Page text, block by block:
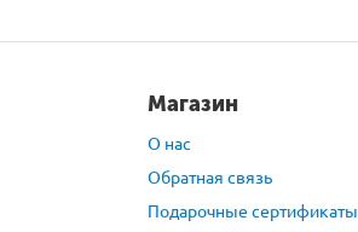
Магазин
О нас
Обратная связь
Подарочные сертификаты